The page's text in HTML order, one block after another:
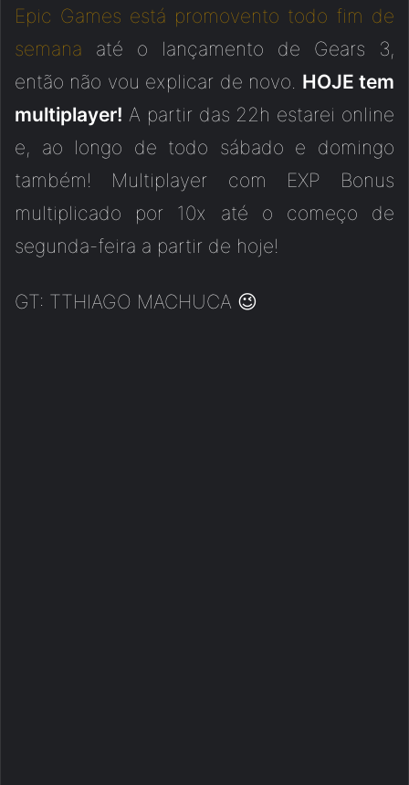
Epic Games está promovento todo fim de
semana até o lançamento de Gears 3,
então não vou explicar de novo. HOJE tem
multiplayer! A partir das 22h estarei online
e, ao longo de todo sábado e domingo
também! Multiplayer com EXP Bonus
multiplicado por 10x até o começo de
segunda-feira a partir de hoje!
GT: TTHIAGO MACHUCA 😉